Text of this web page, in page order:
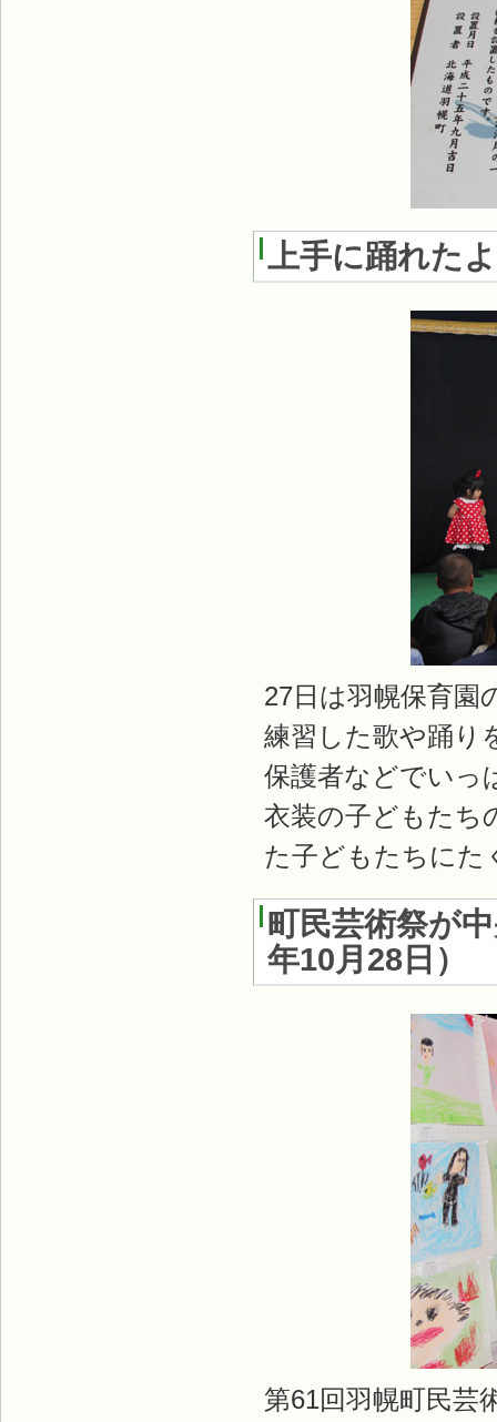
上手に踊れた
27日は羽幌保育園
練習した歌や踊り
保護者などでいっ
衣装の子どもたち
た子どもたちにた
町民芸術祭が
年10月28日 ）
第61回羽幌町民芸